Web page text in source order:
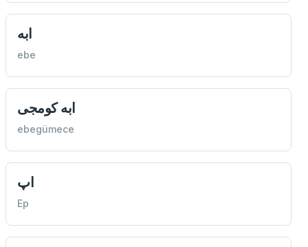
ابه
ebe
ابه كومجی
ebegümece
اپ
Ep